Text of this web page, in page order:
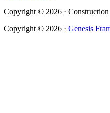
Copyright © 2026 · Construction
Copyright © 2026 · Genesis